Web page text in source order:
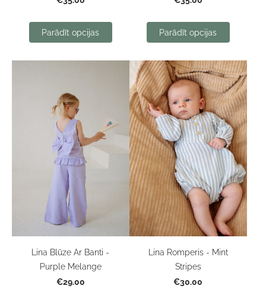
Parādīt opcijas Parādīt opcijas
Lina Blūze Ar Banti -
Purple Melange
€29.00
Lina Romperis - Mint
Stripes
€30.00